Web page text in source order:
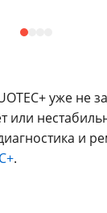
уже не
или
и
.